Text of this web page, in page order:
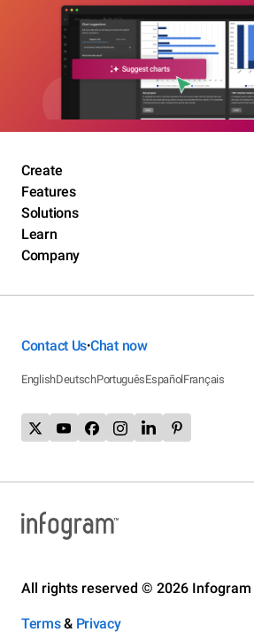
Create
Features
Solutions
Learn
Company
Contact Us•Chat now
EnglishDeutschPortuguêsEspañolFrançais
All rights reserved © 2026 Infogram
Terms& Privacy